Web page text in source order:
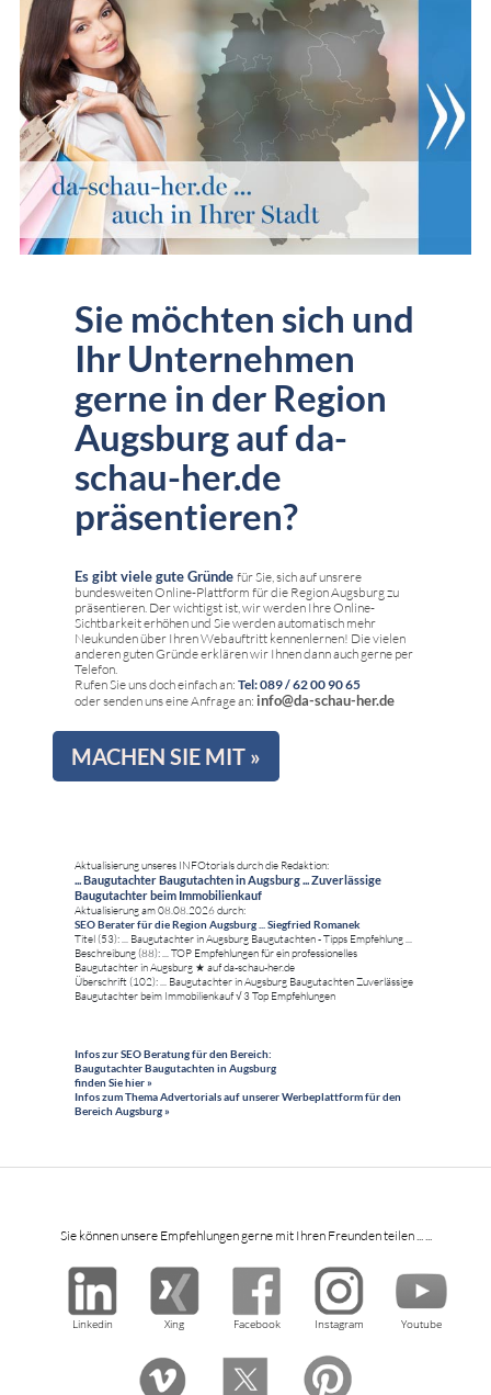
Sie möchten sich und
Ihr Unternehmen
gerne in der Region
Augsburg auf da-
schau-her.de
präsentieren?
Es gibt viele gute Gründe für Sie, sich auf unsrere
bundesweiten Online-Plattform für die Region Augsburg zu
präsentieren. Der wichtigst ist, wir werden Ihre Online-
Sichtbarkeit erhöhen und Sie werden automatisch mehr
Neukunden über Ihren Webauftritt kennenlernen! Die vielen
anderen guten Gründe erklären wir Ihnen dann auch gerne per
Telefon.
Rufen Sie uns doch einfach an: Tel: 089 / 62 00 90 65
oder senden uns eine Anfrage an: info@da-schau-her.de
MACHEN SIE MIT »
Aktualisierung unseres INFOtorials durch die Redaktion:
... Baugutachter Baugutachten in Augsburg ... Zuverlässige
Baugutachter beim Immobilienkauf
Aktualisierung am 08.08.2026 durch:
SEO Berater für die Region Augsburg ... Siegfried Romanek
Titel (53): ... Baugutachter in Augsburg Baugutachten - Tipps Empfehlung ...
Beschreibung (88): ... TOP Empfehlungen für ein professionelles
Baugutachter in Augsburg ★ auf da-schau-her.de
Überschrift (102): ... Baugutachter in Augsburg Baugutachten Zuverlässige
Baugutachter beim Immobilienkauf √ 3 Top Empfehlungen
Infos zur SEO Beratung für den Bereich:
Baugutachter Baugutachten in Augsburg
finden Sie hier »
Infos zum Thema Advertorials auf unserer Werbeplattform für den
Bereich Augsburg »
Sie können unsere Empfehlungen gerne mit Ihren Freunden teilen ... ...
Linkedin Xing Facebook Instagram Youtube